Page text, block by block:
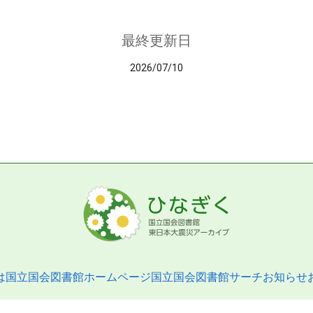
最終更新日
2026/07/10
国立国会図書館ホームページ国立国会図書館サーチお知らせ